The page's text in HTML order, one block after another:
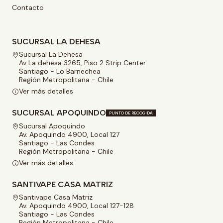
Contacto
SUCURSAL LA DEHESA
Sucursal La Dehesa
Av La dehesa 3265, Piso 2 Strip Center
Santiago - Lo Barnechea
Región Metropolitana - Chile
Ver más detalles
SUCURSAL APOQUINDO PUNTO DE RECOGIDA
Sucursal Apoquindo
Av. Apoquindo 4900, Local 127
Santiago - Las Condes
Región Metropolitana - Chile
Ver más detalles
SANTIVAPE CASA MATRIZ
Santivape Casa Matriz
Av. Apoquindo 4900, Local 127-128
Santiago - Las Condes